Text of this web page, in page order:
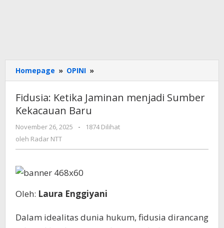
Homepage » OPINI »
Ketika
menjadi
Kekacauan
Fidusia: Ketika Jaminan menjadi Sumber
Kekacauan Baru
November 26, 2025
oleh
-
1874 Dilihat
oleh Radar NTT
Oleh: Laura Enggiyani
Dalam idealitas dunia hukum, fidusia dirancang